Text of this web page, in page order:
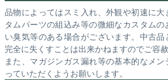
品物によってはスミ入れ、外観や初速に
タムパーツの組込み等の微細なカスタム
い臭気等のある場合がございます。中古
完全に失くすことは出来かねますのでご容赦
また、マガジンガス漏れ等の基本的なメ
っていただくようお願いします。